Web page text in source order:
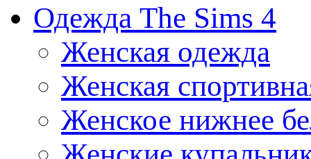
Одежда The Sims 4
Женская одежда
Женская
Женское нижнее